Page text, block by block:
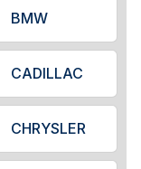
BMW
CADILLAC
CHRYSLER